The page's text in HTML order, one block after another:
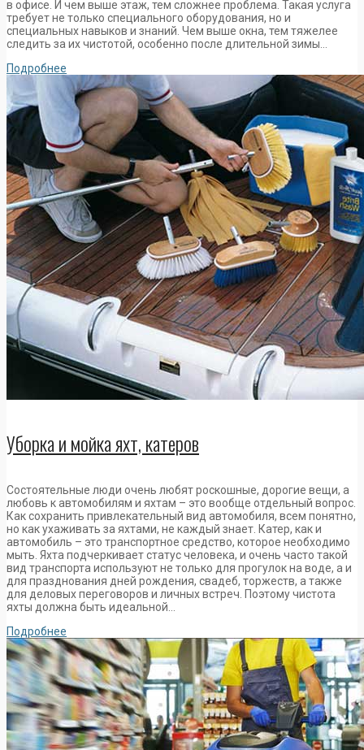
в офисе. И чем выше этаж, тем сложнее проблема. Такая услуга
требует не только специального оборудования, но и
специальных навыков и знаний. Чем выше окна, тем тяжелее
следить за их чистотой, особенно после длительной зимы…
Подробнее
Уборка и мойка яхт, катеров
Состоятельные люди очень любят роскошные, дорогие вещи, а
любовь к автомобилям и яхтам – это вообще отдельный вопрос.
Как сохранить привлекательный вид автомобиля, всем понятно,
но как ухаживать за яхтами, не каждый знает. Катер, как и
автомобиль – это транспортное средство, которое необходимо
мыть. Яхта подчеркивает статус человека, и очень часто такой
вид транспорта используют не только для прогулок на воде, а и
для празднования дней рождения, свадеб, торжеств, а также
для деловых переговоров и личных встреч. Поэтому чистота
яхты должна быть идеальной…
Подробнее